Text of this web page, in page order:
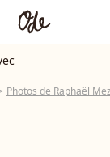
Photos de Raphaël